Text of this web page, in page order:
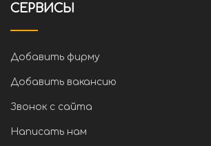
СЕРВИСЫ
Добавить фирму
Добавить вакансию
Звонок с сайта
Написать нам